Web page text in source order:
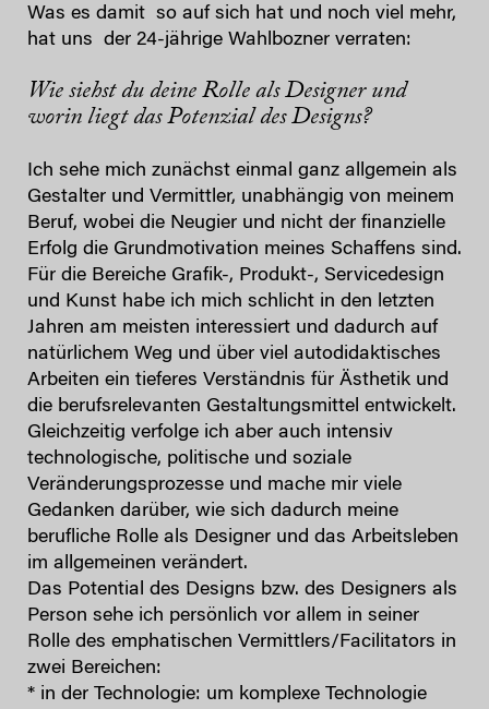
Was es damit so auf sich hat und noch viel mehr,
hat uns der 24-jährige Wahlbozner verraten:
Wie siehst du deine Rolle als Designer und
worin liegt das Potenzial des Designs?
Ich sehe mich zunächst einmal ganz allgemein als
Gestalter und Vermittler, unabhängig von meinem
Beruf, wobei die Neugier und nicht der finanzielle
Erfolg die Grundmotivation meines Schaffens sind.
Für die Bereiche Grafik-, Produkt-, Servicedesign
und Kunst habe ich mich schlicht in den letzten
Jahren am meisten interessiert und dadurch auf
natürlichem Weg und über viel autodidaktisches
Arbeiten ein tieferes Verständnis für Ästhetik und
die berufsrelevanten Gestaltungsmittel entwickelt.
Gleichzeitig verfolge ich aber auch intensiv
technologische, politische und soziale
Veränderungsprozesse und mache mir viele
Gedanken darüber, wie sich dadurch meine
berufliche Rolle als Designer und das Arbeitsleben
im allgemeinen verändert.
Das Potential des Designs bzw. des Designers als
Person sehe ich persönlich vor allem in seiner
Rolle des emphatischen Vermittlers/Facilitators in
zwei Bereichen:
* in der Technologie: um komplexe Technologie